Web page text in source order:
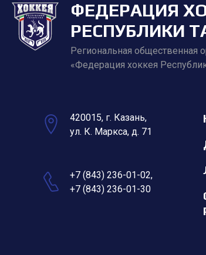
ФЕДЕРАЦИЯ
РЕСПУБЛИКИ
Региональная общественная
«Федерация хоккея
420015, г. Казань,
ул. К. Маркса, д. 71
+7 (843) 236-01-02,
+7 (843) 236-01-30